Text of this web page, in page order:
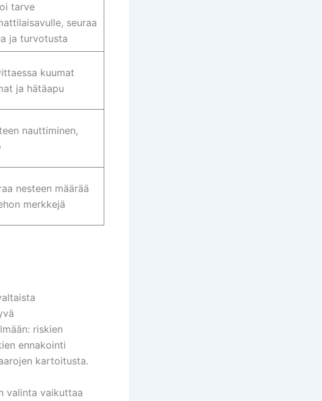
tarve
seuraa
ja turvotusta
kuumat
ja hätäapu
nauttiminen,
nesteen määrää
merkkejä
riskien
ennakointi
kartoitusta.
valinta vaikuttaa